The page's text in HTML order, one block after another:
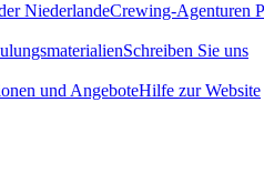
NiederlandeCrewing-Agenturen
Schreiben Sie uns
und AngeboteHilfe zur Website